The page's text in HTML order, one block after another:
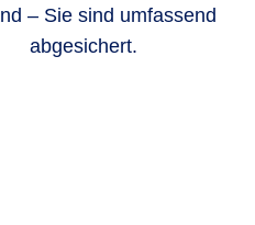
– Sie sind umfassend
abgesichert.